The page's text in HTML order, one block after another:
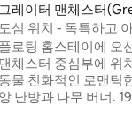
그레이터 맨체스터
Manchester)의 보트
도심 위치 - 독특하고
플로팅 홈스테이에 오
맨체스터 중심부에 위
동물 친화적인 로맨틱
앙 난방과 나무 버너.